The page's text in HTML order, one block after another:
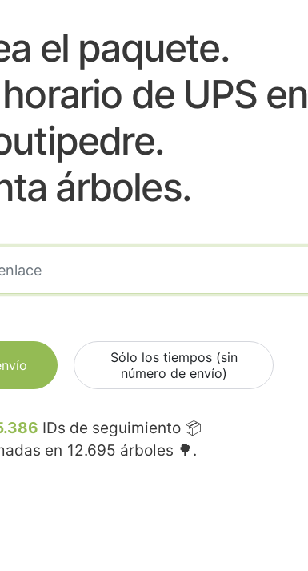
el paquete.
de UPS en
árboles.
Sólo los tiempos (sin
número de envío)
IDs de seguimiento 📦
en 12.695 árboles 🌳.